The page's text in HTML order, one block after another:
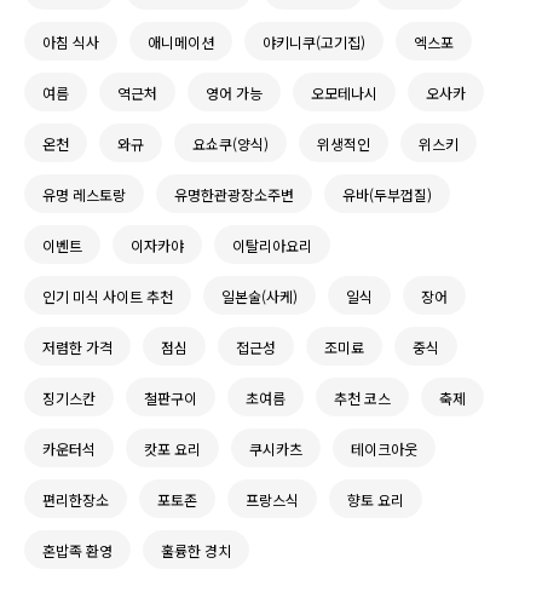
아침 식사 애니메이션 야키니쿠(고기집) 엑스포
여름 역근처 영어 가능 오모테나시 오사카
온천 와규 요쇼쿠(양식) 위생적인 위스키
유명 레스토랑 유명한관광장소주변 유바(두부껍질)
이벤트 이자카야 이탈리아요리
인기 미식 사이트 추천 일본술(사케) 일식 장어
저렴한 가격 점심 접근성 조미료 중식
징기스칸 철판구이 초여름 추천 코스 축제
카운터석 캇포 요리 쿠시카츠 테이크아웃
편리한장소 포토존 프랑스식 향토 요리
혼밥족 환영 훌륭한 경치